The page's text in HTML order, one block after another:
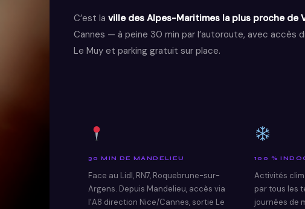
C’est la ville des Alpes-Maritimes la plus proche de
Cannes — à peine 30 min par l’autoroute, avec accès
Le Muy et parking gratuit sur place.
30 MIN DE MANDELIEU
Face au Lidl, RN7, Roquebrune-sur-
Argens. Depuis Mandelieu, accès via
l’A8 direction Nice/Cannes, sortie Le
100 %
Activités
par tous les
journées de